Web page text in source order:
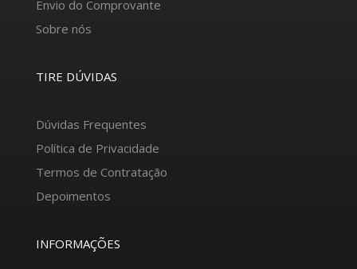
Envio do Comprovante
Sobre nós
TIRE DÚVIDAS
Dúvidas Frequentes
Política de Privacidade
Termos de Contratação
Depoimentos
INFORMAÇÕES